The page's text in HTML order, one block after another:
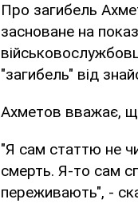
Про загибель
засноване на
"загибель" від
Ахметов вважає,
"Я сам статтю не
смерть. Я-то сам
переживають", -